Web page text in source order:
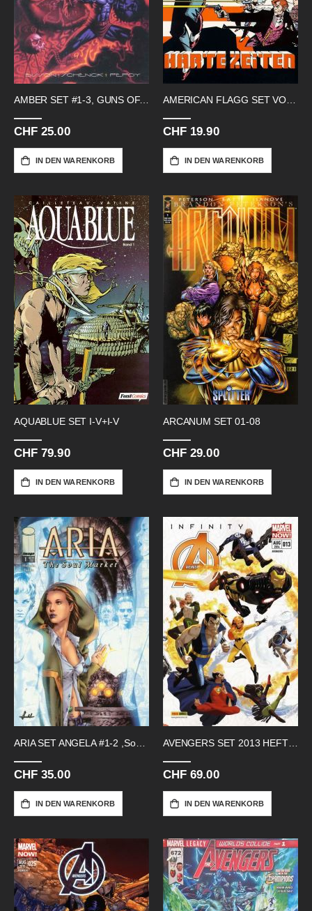
AMBER SET #1-3, GUNS OF... #1-3
CHF 25.00
IN DEN WARENKORB
AMERICAN FLAGG SET VOL I-II
CHF 19.90
IN DEN WARENKORB
AQUABLUE SET I-V+I-V
CHF 79.90
IN DEN WARENKORB
ARCANUM SET 01-08
CHF 29.00
IN DEN WARENKORB
ARIA SET ANGELA #1-2 ,Soul Market 1-6
CHF 35.00
IN DEN WARENKORB
AVENGERS SET 2013 HEFT 13-24
CHF 69.00
IN DEN WARENKORB